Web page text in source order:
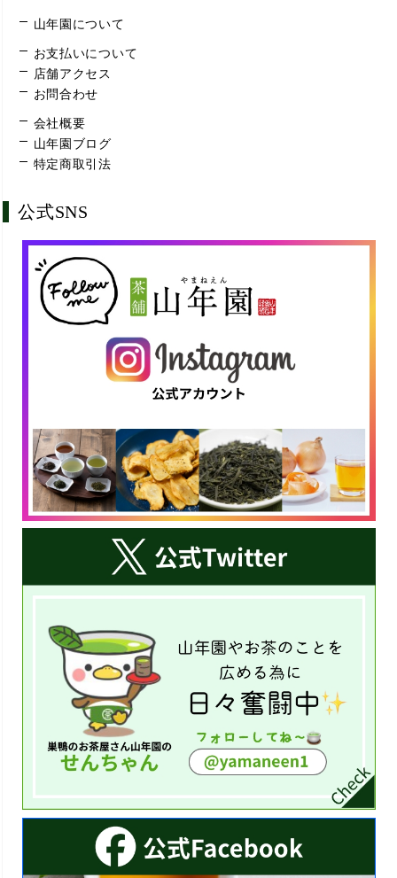
山年園について
お支払いについて
店舗アクセス
お問合わせ
会社概要
山年園ブログ
特定商取引法
公式SNS